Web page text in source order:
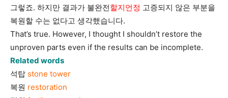
그렇죠. 하지만 결과가 불완전할지언정 고증되지 않은 부분을
복원할 수는 없다고 생각했습니다.
That’s true. However, I thought I shouldn’t restore the
unproven parts even if the results can be incomplete.
Related words
석탑 stone tower
복원 restoration